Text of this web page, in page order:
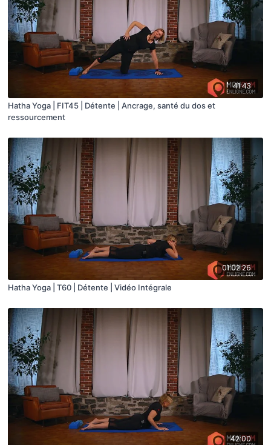
41:43
Hatha Yoga | FIT45 | Détente | Ancrage, santé du dos et
ressourcement
01:02:26
Hatha Yoga | T60 | Détente | Vidéo Intégrale
42:00